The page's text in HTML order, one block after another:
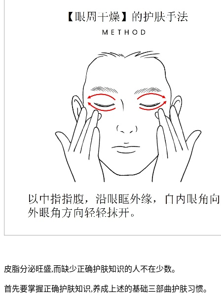
皮脂分泌旺盛,而缺少正确护肤知识的人不在少数。
首先要掌握正确护肤知识,养成上述的基础三部曲护肤习惯。